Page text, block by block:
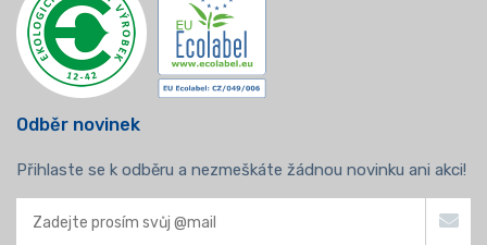
Odběr novinek
Přihlaste se k odběru a nezmeškáte žádnou novinku ani akci!